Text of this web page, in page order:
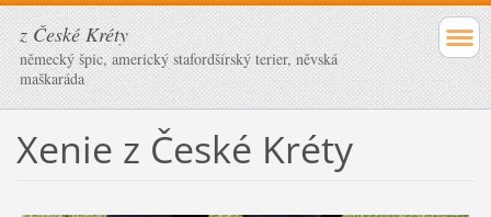
z České Kréty
německý špic, americký stafordšírský terier, něvská
maškaráda
Xenie z České Kréty